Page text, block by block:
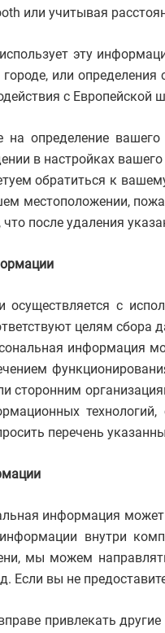
или учитывая
эту
или
с Европейской
на определение
в настройках
обратиться к
после удаления
с
целям сбора
информация
сторонним
перечень
информация
внутри
мы можем
Если вы не
привлекать